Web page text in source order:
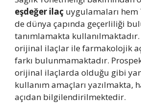
eşdeğer ilaç uygulamaları hem
de dünya çapında geçerliliği
tanımlamakta
orijinal ilaçlar ile farmakolojik
farkı bulunmamaktadır.
orijinal ilaçlarda olduğu gibi
kullanım amaçları yazılmakta,
açıdan bilgilendirilmektedir.